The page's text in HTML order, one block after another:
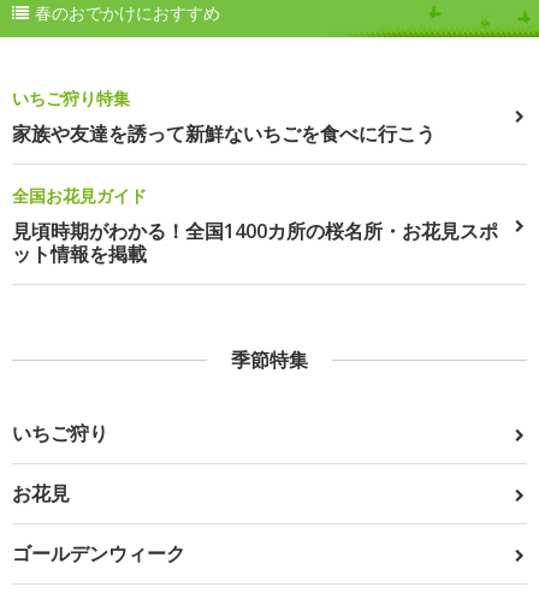
春のおでかけにおすすめ
いちご狩り特集
家族や友達を誘って新鮮ないちごを食べに行こう
全国お花見ガイド
見頃時期がわかる！全国1400カ所の桜名所・お花見スポ
ット情報を掲載
季節特集
いちご狩り
お花見
ゴールデンウィーク